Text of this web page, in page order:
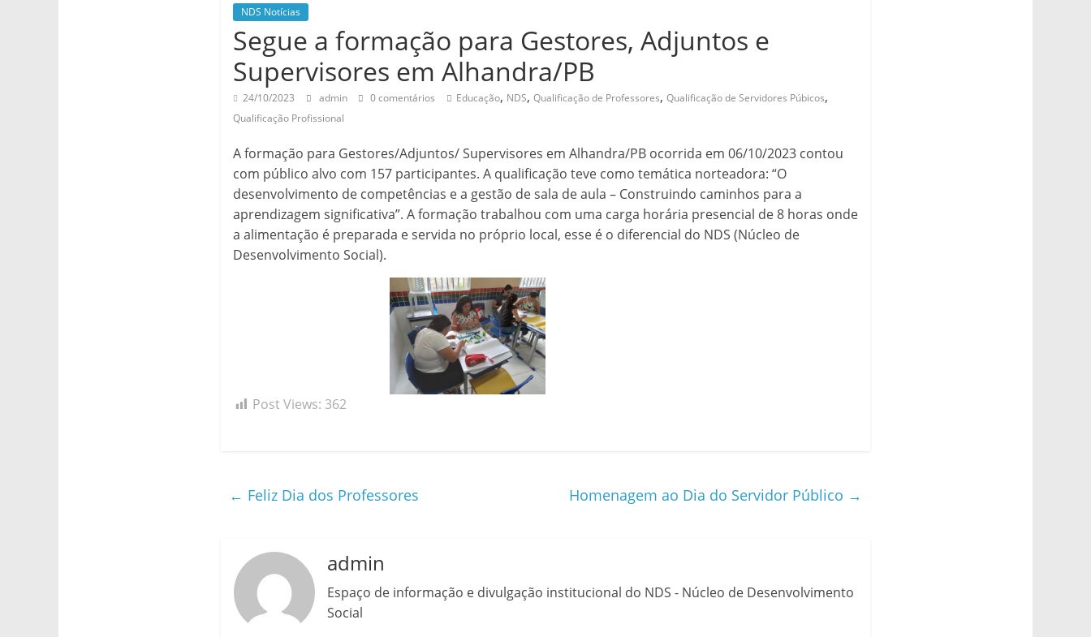
NDS Notícias
Segue a formação para Gestores, Adjuntos e
Supervisores em Alhandra/PB
24/10/2023 admin 0 comentários Educação, NDS, Qualificação de Professores, Qualificação de Servidores Púbicos,
Qualificação Profissional
A formação para Gestores/Adjuntos/ Supervisores em Alhandra/PB ocorrida em 06/10/2023 contou
com público alvo com 157 participantes. A qualificação teve como temática norteadora: “O
desenvolvimento de competências e a gestão de sala de aula – Construindo caminhos para a
aprendizagem significativa”. A formação trabalhou com uma carga horária presencial de 8 horas onde
a alimentação é preparada e servida no próprio local, esse é o diferencial do NDS (Núcleo de
Desenvolvimento Social).
Post Views: 362
← Feliz Dia dos Professores Homenagem ao Dia do Servidor Público →
admin
Espaço de informação e divulgação institucional do NDS - Núcleo de Desenvolvimento
Social